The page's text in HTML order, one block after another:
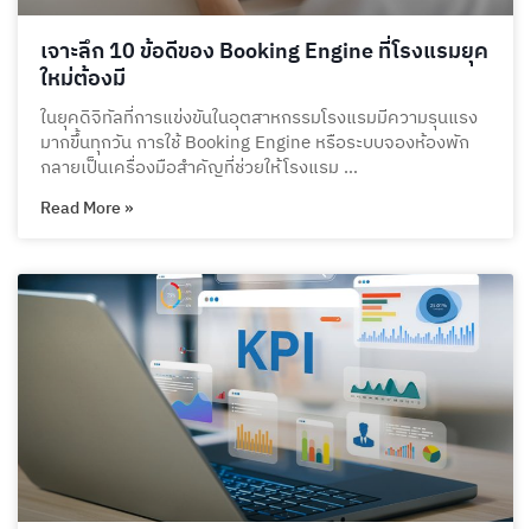
เจาะลึก 10 ข้อดีของ Booking Engine ที่โรงแรมยุค
ใหม่ต้องมี
ในยุคดิจิทัลที่การแข่งขันในอุตสาหกรรมโรงแรมมีความรุนแรง
มากขึ้นทุกวัน การใช้ Booking Engine หรือระบบจองห้องพัก
กลายเป็นเครื่องมือสำคัญที่ช่วยให้โรงแรม …
Read More »